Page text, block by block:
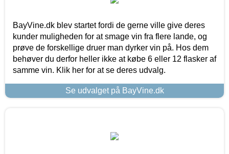
BayVine.dk blev startet fordi de gerne ville give deres
kunder muligheden for at smage vin fra flere lande, og
prøve de forskellige druer man dyrker vin på. Hos dem
behøver du derfor heller ikke at købe 6 eller 12 flasker af
samme vin. Klik her for at se deres udvalg.
Se udvalget på BayVine.dk